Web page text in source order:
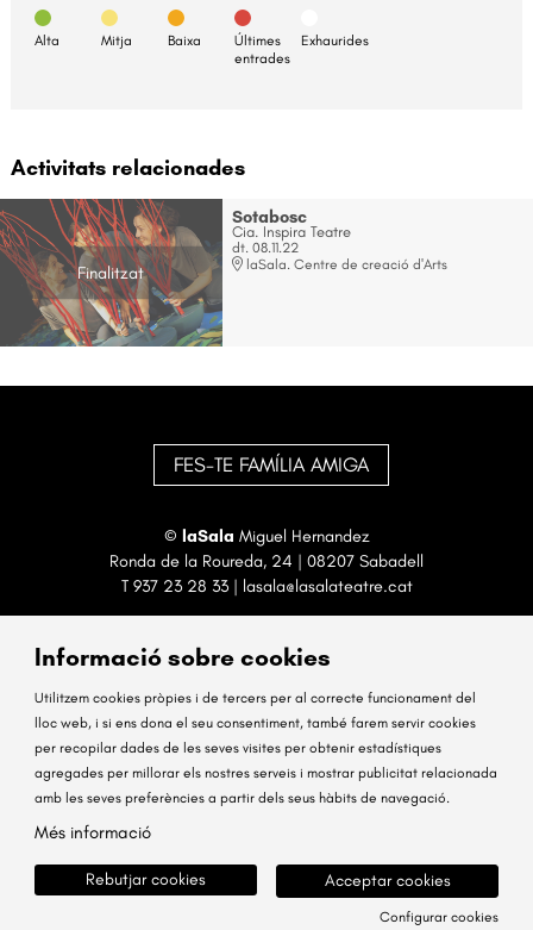
Alta Mitja Baixa
Últimes
entrades
Exhaurides
Activitats relacionades
Finalitzat
Sotabosc
Cia. Inspira Teatre
dt. 08.11.22
laSala. Centre de creació d'Arts
FES-TE FAMÍLIA AMIGA
© laSala Miguel Hernandez
Ronda de la Roureda, 24 | 08207 Sabadell
T 937 23 28 33| lasala@lasalateatre.cat
Sitemap Avís Legal Ús de Cookies Contactar
Link a instagram
Link a facebook
Informació sobre cookies
Utilitzem cookies pròpies i de tercers per al correcte funcionament del
lloc web, i si ens dona el seu consentiment, també farem servir cookies
per recopilar dades de les seves visites per obtenir estadístiques
agregades per millorar els nostres serveis i mostrar publicitat relacionada
amb les seves preferències a partir dels seus hàbits de navegació.
Més informació
Acceptar cookies
Rebutjar cookies
Configurar cookies